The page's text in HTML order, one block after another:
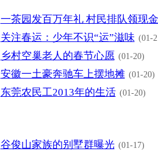
一茶园发百万年礼 村民排队领现金
关注春运：少年不识“运”滋味 (01-
乡村空巢老人的春节心愿 (01-20)
安徽一土豪奔驰车上摆地摊 (01-20)
东莞农民工2013年的生活 (01-20)
谷俊山家族的别墅群曝光 (01-17)